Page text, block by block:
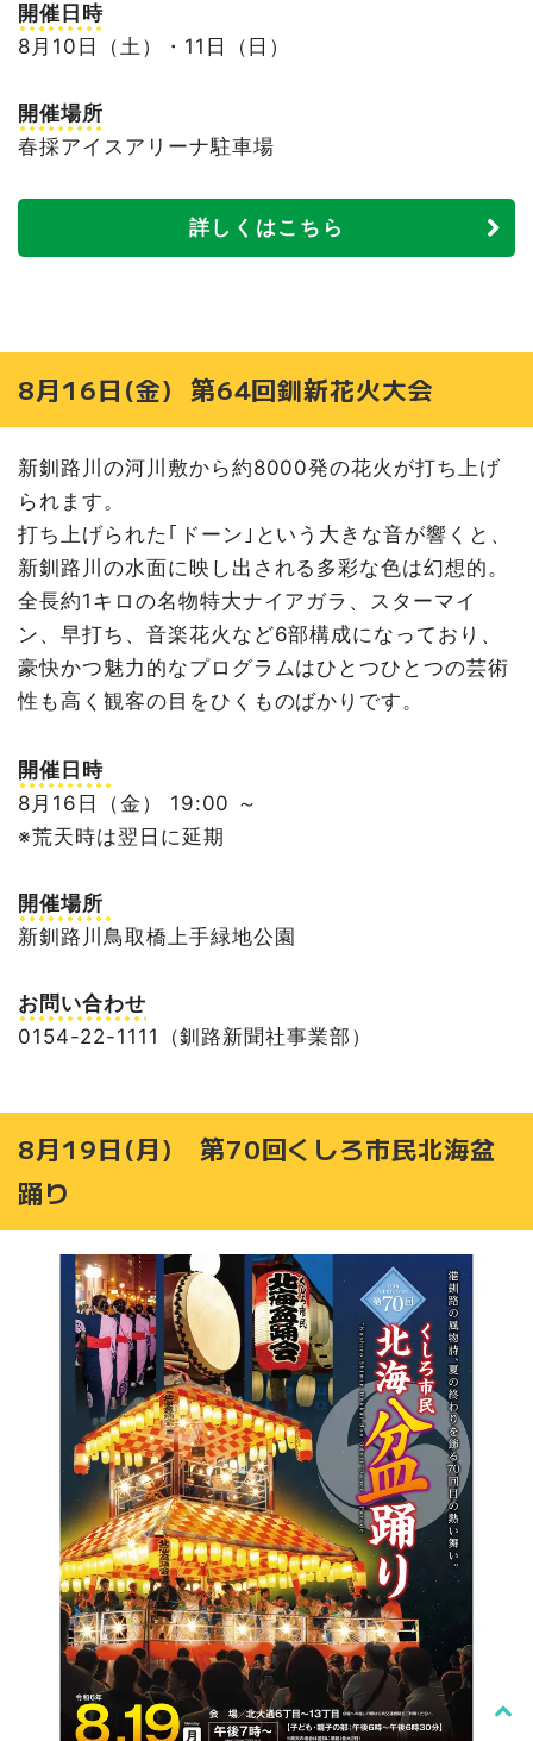
開催日時
8月10日（土）・11日（日）
開催場所
春採アイスアリーナ駐車場
詳しくはこちら
8月16日(金) 第64回釧新花火大会
新釧路川の河川敷から約8000発の花火が打ち上げ
られます。
打ち上げられた｢ドーン｣という大きな音が響くと、
新釧路川の水面に映し出される多彩な色は幻想的。
全長約1キロの名物特大ナイアガラ、スターマイ
ン、早打ち、音楽花火など6部構成になっており、
豪快かつ魅力的なプログラムはひとつひとつの芸術
性も高く観客の目をひくものばかりです。
開催日時
8月16日（金） 19:00 ～
※荒天時は翌日に延期
開催場所
新釧路川鳥取橋上手緑地公園
お問い合わせ
0154-22-1111（釧路新聞社事業部）
8月19日(月) 第70回くしろ市民北海盆
踊り